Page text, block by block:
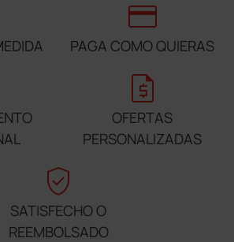
credit_card
PAGA COMO QUIERAS
request_quote
OFERTAS
PERSONALIZADAS
verified_user
SATISFECHO O
REEMBOLSADO